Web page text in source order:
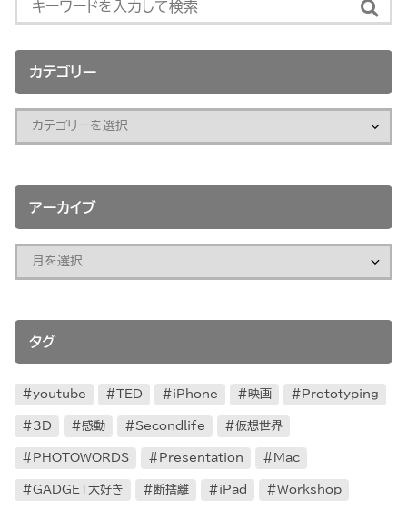
カテゴリー
アーカイブ
タグ
youtube TED iPhone 映画 Prototyping
3D 感動 Secondlife 仮想世界
PHOTOWORDS Presentation Mac
GADGET大好き 断捨離 iPad Workshop